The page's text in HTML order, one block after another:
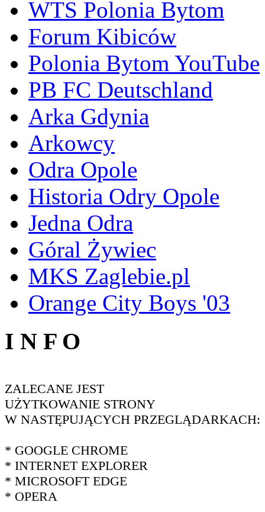
WTS Polonia Bytom
Forum Kibiców
Polonia Bytom YouTube
PB FC Deutschland
Arka Gdynia
Arkowcy
Odra Opole
Historia Odry Opole
Jedna Odra
Góral Żywiec
MKS Zaglebie.pl
Orange City Boys '03
I N F O
ZALECANE JEST
UŻYTKOWANIE STRONY
W NASTĘPUJĄCYCH PRZEGLĄDARKACH:
* GOOGLE CHROME
* INTERNET EXPLORER
* MICROSOFT EDGE
* OPERA